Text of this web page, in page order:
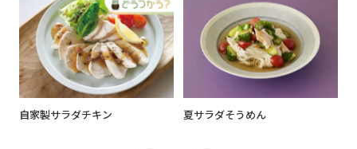
自家製サラダチキン 夏サラダそうめん